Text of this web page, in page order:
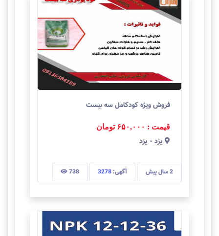
فروش ویژه کودکامل سه بیست
قیمت : ۶۵۰,۰۰۰ تومان
يزد - یزد
2 سال پیش آگهی:3278
738